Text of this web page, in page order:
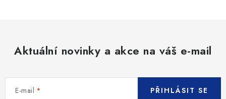
Aktuální novinky a akce na váš e-mail
E-mail PŘIHLÁSIT SE